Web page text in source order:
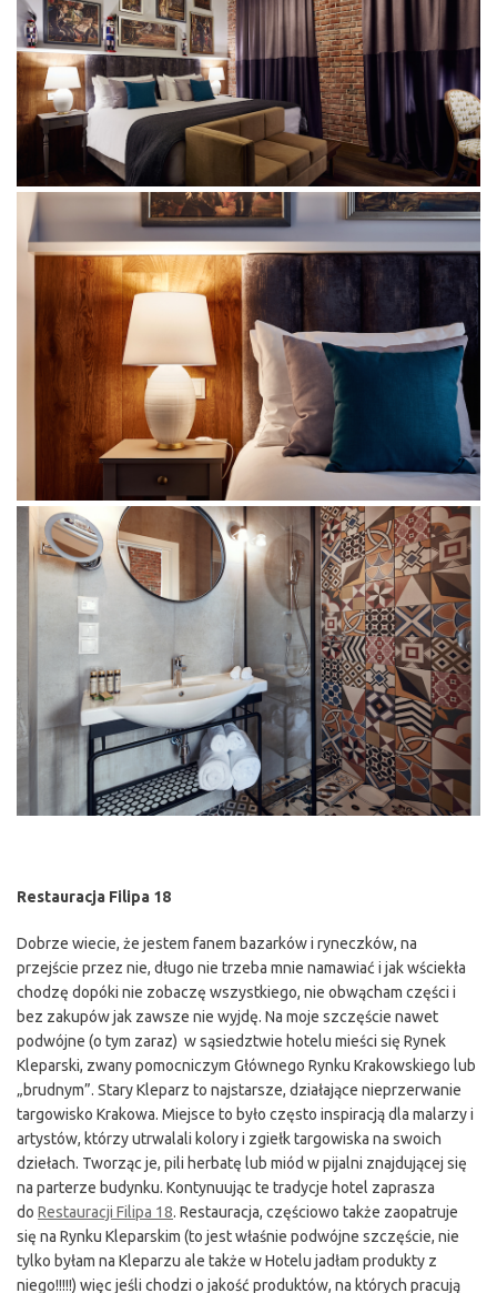
Restauracja Filipa 18
Dobrze wiecie, że jestem fanem bazarków i ryneczków, na
przejście przez nie, długo nie trzeba mnie namawiać i jak wściekła
chodzę dopóki nie zobaczę wszystkiego, nie obwącham części i
bez zakupów jak zawsze nie wyjdę. Na moje szczęście nawet
podwójne (o tym zaraz) w sąsiedztwie hotelu mieści się Rynek
Kleparski, zwany pomocniczym Głównego Rynku Krakowskiego lub
„brudnym”. Stary Kleparz to najstarsze, działające nieprzerwanie
targowisko Krakowa. Miejsce to było często inspiracją dla malarzy i
artystów, którzy utrwalali kolory i zgiełk targowiska na swoich
dziełach. Tworząc je, pili herbatę lub miód w pijalni znajdującej się
na parterze budynku. Kontynuując te tradycje hotel zaprasza
do Restauracji Filipa 18. Restauracja, częściowo także zaopatruje
się na Rynku Kleparskim (to jest właśnie podwójne szczęście, nie
tylko byłam na Kleparzu ale także w Hotelu jadłam produkty z
niego!!!!!) więc jeśli chodzi o jakość produktów, na których pracują